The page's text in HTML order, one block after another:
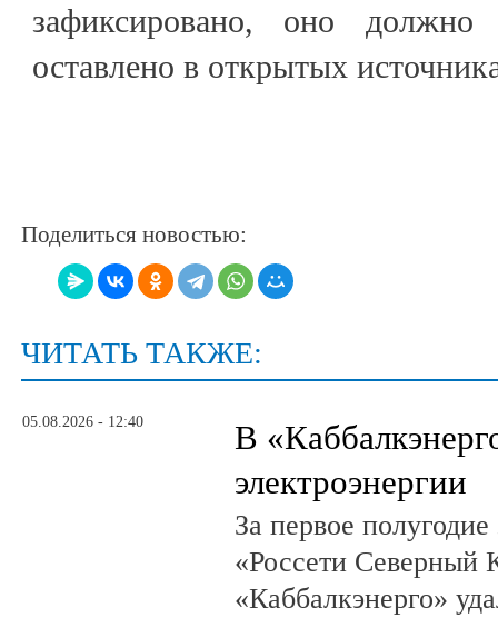
зафиксировано, оно
оставлено в открытых
Поделиться новостью:
ЧИТАТЬ ТАКЖЕ:
05.08.2026 - 12:40
В
электроэнергии
За первое
«Россети Северный
«Каббалкэнерго»